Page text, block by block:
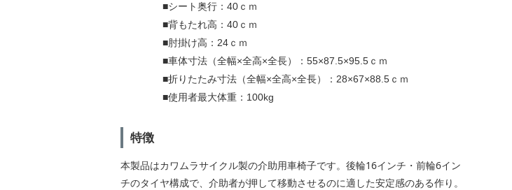
■シート奥行：40ｃｍ
■背もたれ高：40ｃｍ
■肘掛け高：24ｃｍ
■車体寸法（全幅×全高×全長）：55×87.5×95.5ｃｍ
■折りたたみ寸法（全幅×全高×全長）：28×67×88.5ｃｍ
■使用者最大体重：100kg
特徴
本製品はカワムラサイクル製の介助用車椅子です。後輪16インチ・前輪6イン
チのタイヤ構成で、介助者が押して移動させるのに適した安定感のある作り。